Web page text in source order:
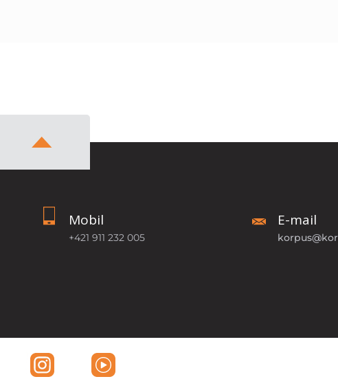
Mobil
+421 911 232 005
E-mail